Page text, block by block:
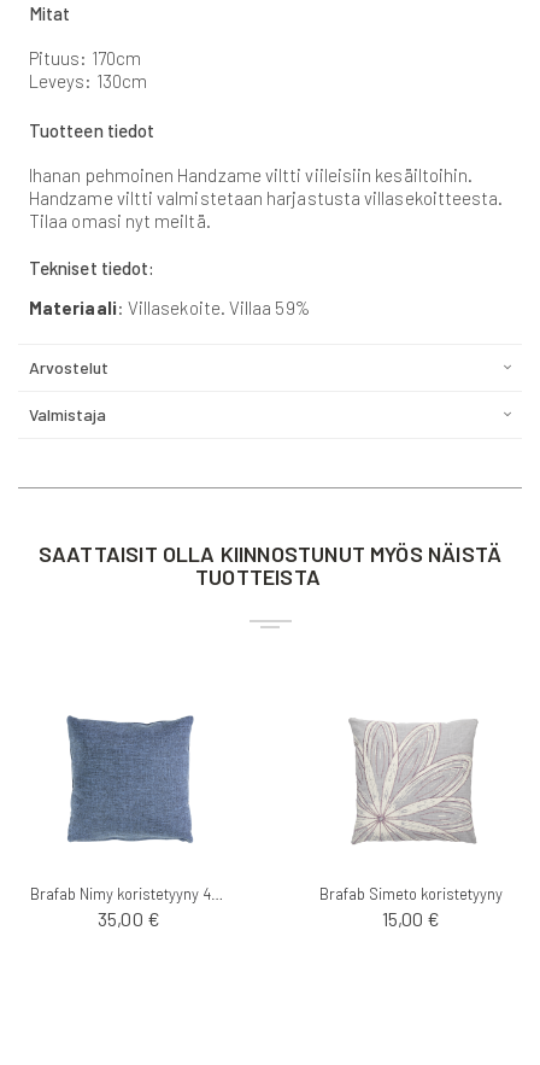
Mitat
Pituus: 170cm
Leveys: 130cm
Tuotteen tiedot
Ihanan pehmoinen Handzame viltti viileisiin kesäiltoihin.
Handzame viltti valmistetaan harjastusta villasekoitteesta.
Tilaa omasi nyt meiltä.
Tekniset tiedot:
Materiaali: Villasekoite. Villaa 59%
Arvostelut
Valmistaja
SAATTAISIT OLLA KIINNOSTUNUT MYÖS NÄISTÄ
TUOTTEISTA
35,00 €
Brafab Simeto koristetyyny
15,00 €